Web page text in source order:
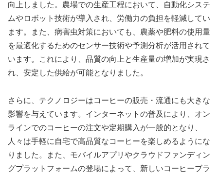
向上しました。農場での生産工程において、自動化システ
ムやロボット技術が導入され、労働力の負担を軽減してい
ます。また、病害虫対策においても、農薬や肥料の使用量
を最適化するためのセンサー技術や予測分析が活用されて
います。これにより、品質の向上と生産量の増加が実現さ
れ、安定した供給が可能となりました。
さらに、テクノロジーはコーヒーの販売・流通にも大きな
影響を与えています。インターネットの普及により、オン
ラインでのコーヒーの注文や定期購入が一般的となり、
人々は手軽に自宅で高品質なコーヒーを楽しめるようにな
りました。また、モバイルアプリやクラウドファンディン
グプラットフォームの登場によって、新しいコーヒーブラ